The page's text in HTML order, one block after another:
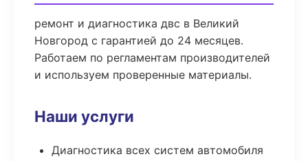
ремонт и диагностика двс в Великий
Новгород с гарантией до 24 месяцев.
Работаем по регламентам производителей
и используем проверенные материалы.
Наши услуги
Диагностика всех систем автомобиля